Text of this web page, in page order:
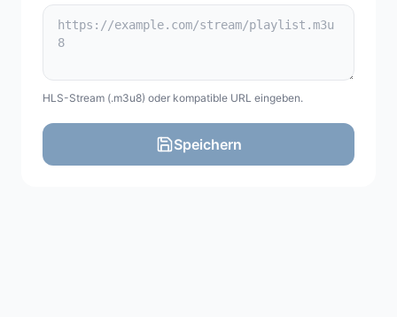
HLS-Stream (.m3u8) oder kompatible URL eingeben.
Speichern